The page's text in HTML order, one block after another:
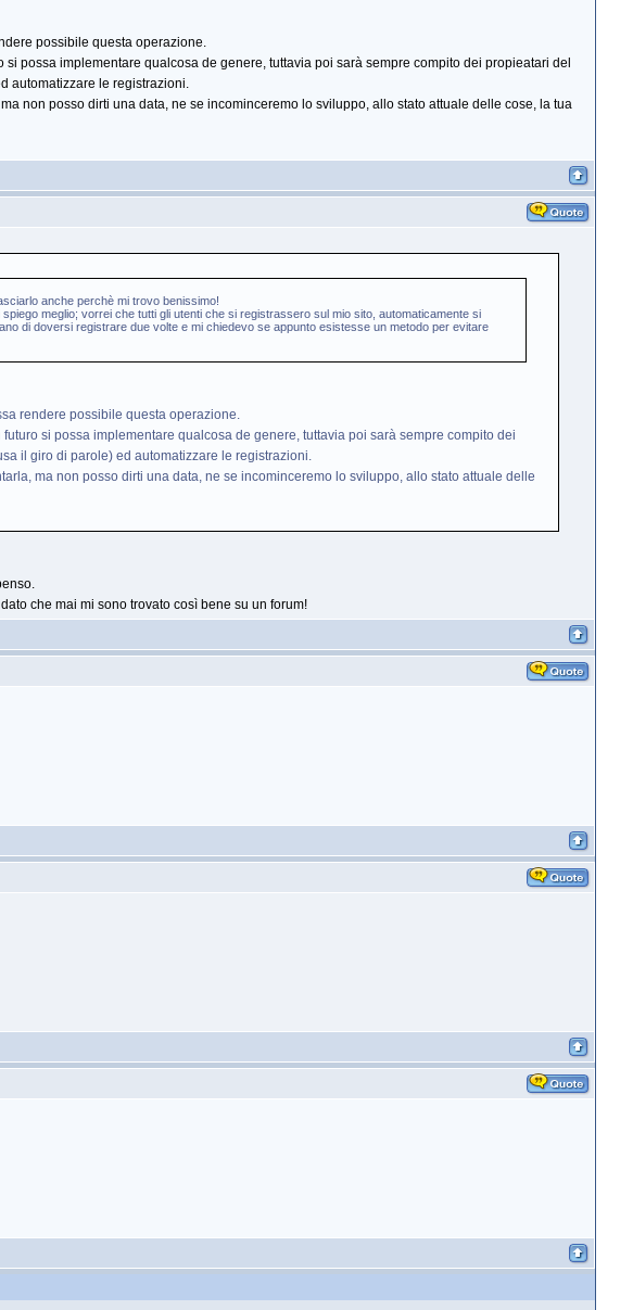
possibile questa operazione.
possa implementare qualcosa de genere, tuttavia poi sarà sempre compito dei propieatari del
automatizzare le registrazioni.
non posso dirti una data, ne se incominceremo lo sviluppo, allo stato attuale delle cose, la tua
anche perchè mi trovo benissimo!
meglio; vorrei che tutti gli utenti che si registrassero sul mio sito, automaticamente si
di doversi registrare due volte e mi chiedevo se appunto esistesse un metodo per evitare
rendere possibile questa operazione.
si possa implementare qualcosa de genere, tuttavia poi sarà sempre compito dei
il giro di parole) ed automatizzare le registrazioni.
ma non posso dirti una data, ne se incominceremo lo sviluppo, allo stato attuale delle
che mai mi sono trovato così bene su un forum!